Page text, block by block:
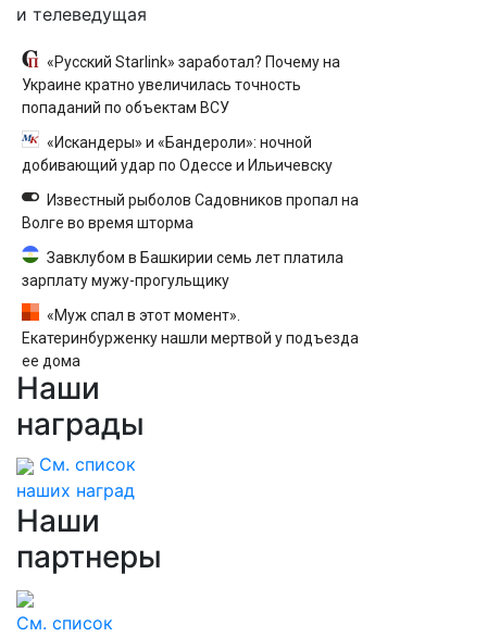
и телеведущая
«Русский Starlink» заработал? Почему на
Украине кратно увеличилась точность
попаданий по объектам ВСУ
«Искандеры» и «Бандероли»: ночной
добивающий удар по Одессе и Ильичевску
Известный рыболов Садовников пропал на
Волге во время шторма
Завклубом в Башкирии семь лет платила
зарплату мужу-прогульщику
«Муж спал в этот момент».
Екатеринбурженку нашли мертвой у подъезда
ее дома
Наши
награды
См. список
наших наград
Наши
партнеры
См. список